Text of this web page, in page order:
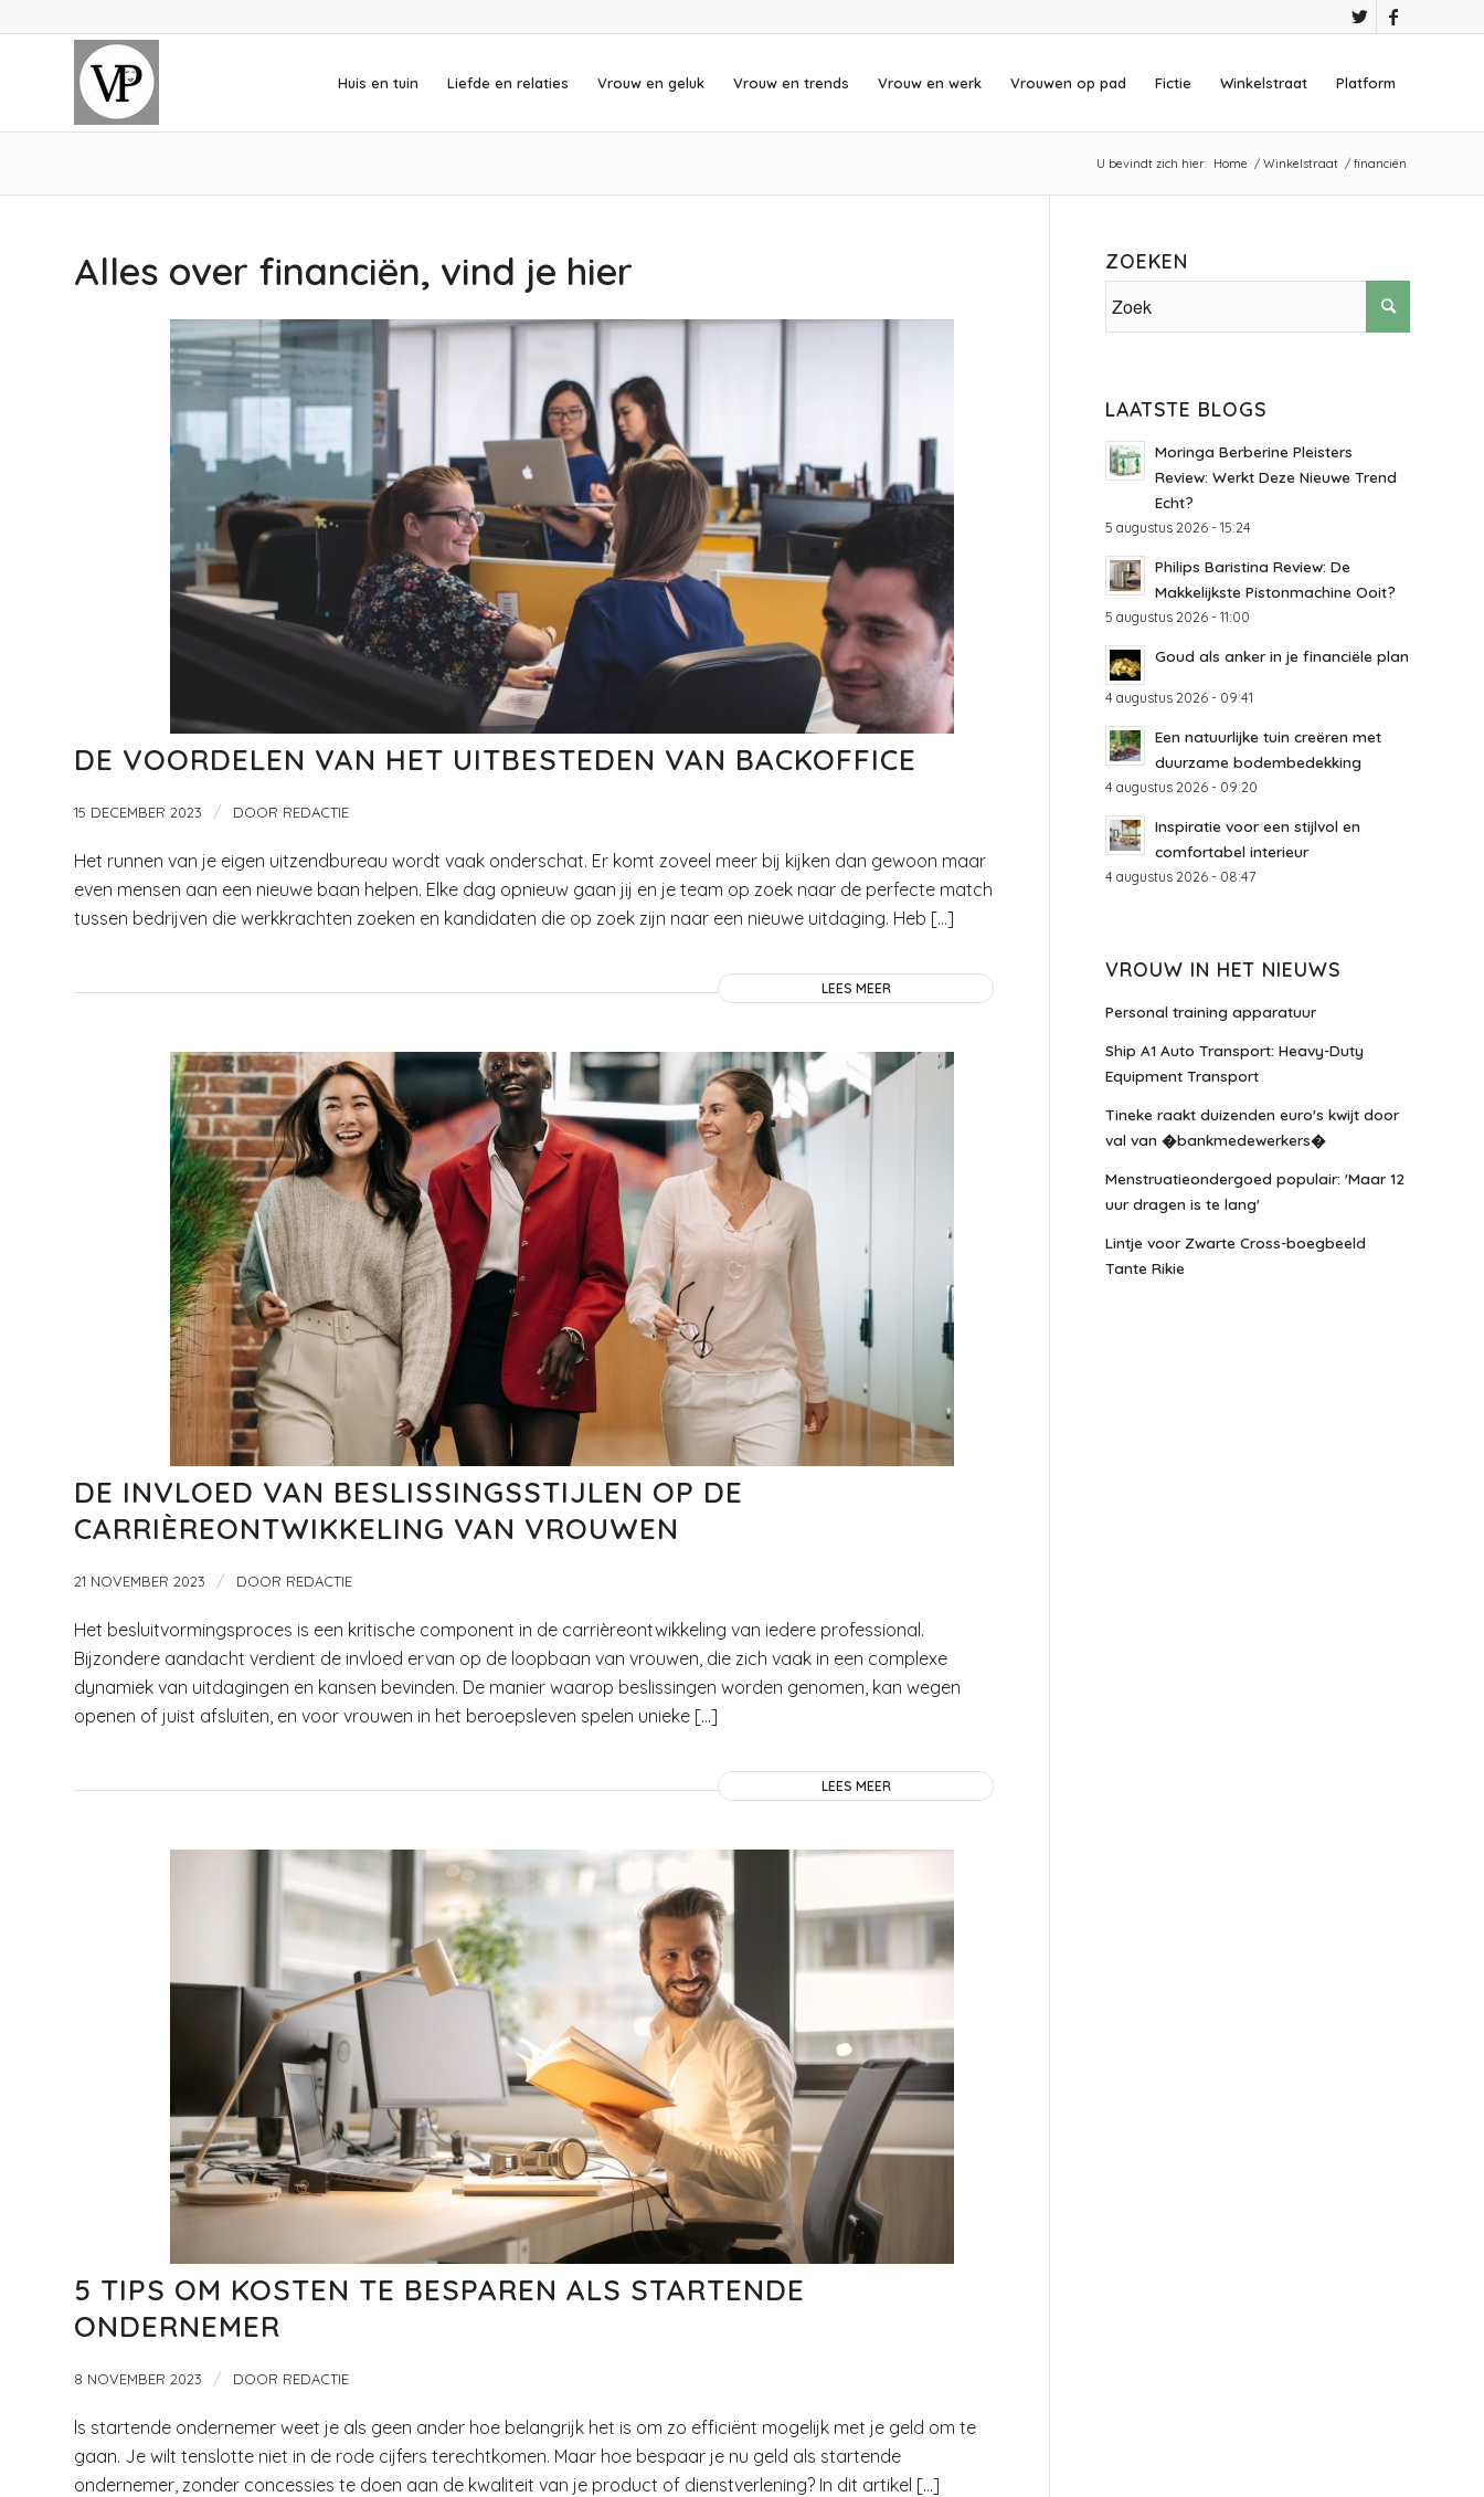
Huis en tuin Liefde en relaties Vrouw en geluk Vrouw en trends Vrouw en werk Vrouwen op pad Fictie Winkelstraat Platform
U bevindt zich hier: Home / Winkelstraat / financiën
Alles over financiën, vind je hier
DE VOORDELEN VAN HET UITBESTEDEN VAN BACKOFFICE
15 DECEMBER 2023 / DOOR REDACTIE
Het runnen van je eigen uitzendbureau wordt vaak onderschat. Er komt zoveel meer bij kijken dan gewoon maar
even mensen aan een nieuwe baan helpen. Elke dag opnieuw gaan jij en je team op zoek naar de perfecte match
tussen bedrijven die werkkrachten zoeken en kandidaten die op zoek zijn naar een nieuwe uitdaging. Heb […]
LEES MEER
DE INVLOED VAN BESLISSINGSSTIJLEN OP DE
CARRIÈREONTWIKKELING VAN VROUWEN
21 NOVEMBER 2023 / DOOR REDACTIE
Het besluitvormingsproces is een kritische component in de carrièreontwikkeling van iedere professional.
Bijzondere aandacht verdient de invloed ervan op de loopbaan van vrouwen, die zich vaak in een complexe
dynamiek van uitdagingen en kansen bevinden. De manier waarop beslissingen worden genomen, kan wegen
openen of juist afsluiten, en voor vrouwen in het beroepsleven spelen unieke […]
LEES MEER
5 TIPS OM KOSTEN TE BESPAREN ALS STARTENDE
ONDERNEMER
8 NOVEMBER 2023 / DOOR REDACTIE
ls startende ondernemer weet je als geen ander hoe belangrijk het is om zo efficiënt mogelijk met je geld om te
gaan. Je wilt tenslotte niet in de rode cijfers terechtkomen. Maar hoe bespaar je nu geld als startende
ondernemer, zonder concessies te doen aan de kwaliteit van je product of dienstverlening? In dit artikel […]
ZOEKEN
LAATSTE BLOGS
Moringa Berberine Pleisters
Review: Werkt Deze Nieuwe Trend
Echt?
5 augustus 2026 - 15:24
Philips Baristina Review: De
Makkelijkste Pistonmachine Ooit?
5 augustus 2026 - 11:00
Goud als anker in je financiële plan
4 augustus 2026 - 09:41
Een natuurlijke tuin creëren met
duurzame bodembedekking
4 augustus 2026 - 09:20
Inspiratie voor een stijlvol en
comfortabel interieur
4 augustus 2026 - 08:47
VROUW IN HET NIEUWS
Personal training apparatuur
Ship A1 Auto Transport: Heavy-Duty
Equipment Transport
Tineke raakt duizenden euro's kwijt door
val van �bankmedewerkers�
Menstruatieondergoed populair: 'Maar 12
uur dragen is te lang'
Lintje voor Zwarte Cross-boegbeeld
Tante Rikie